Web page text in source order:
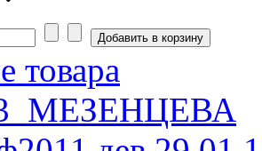
товара